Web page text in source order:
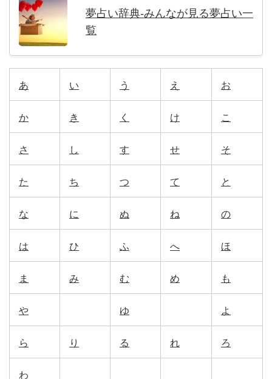
夢占い辞典-みんなが見る夢占い一
覧
あ い う え お
か き く け こ
さ し す せ そ
た ち つ て と
な に ぬ ね の
は ひ ふ へ ほ
ま み む め も
や ゆ よ
ら り る れ ろ
わ